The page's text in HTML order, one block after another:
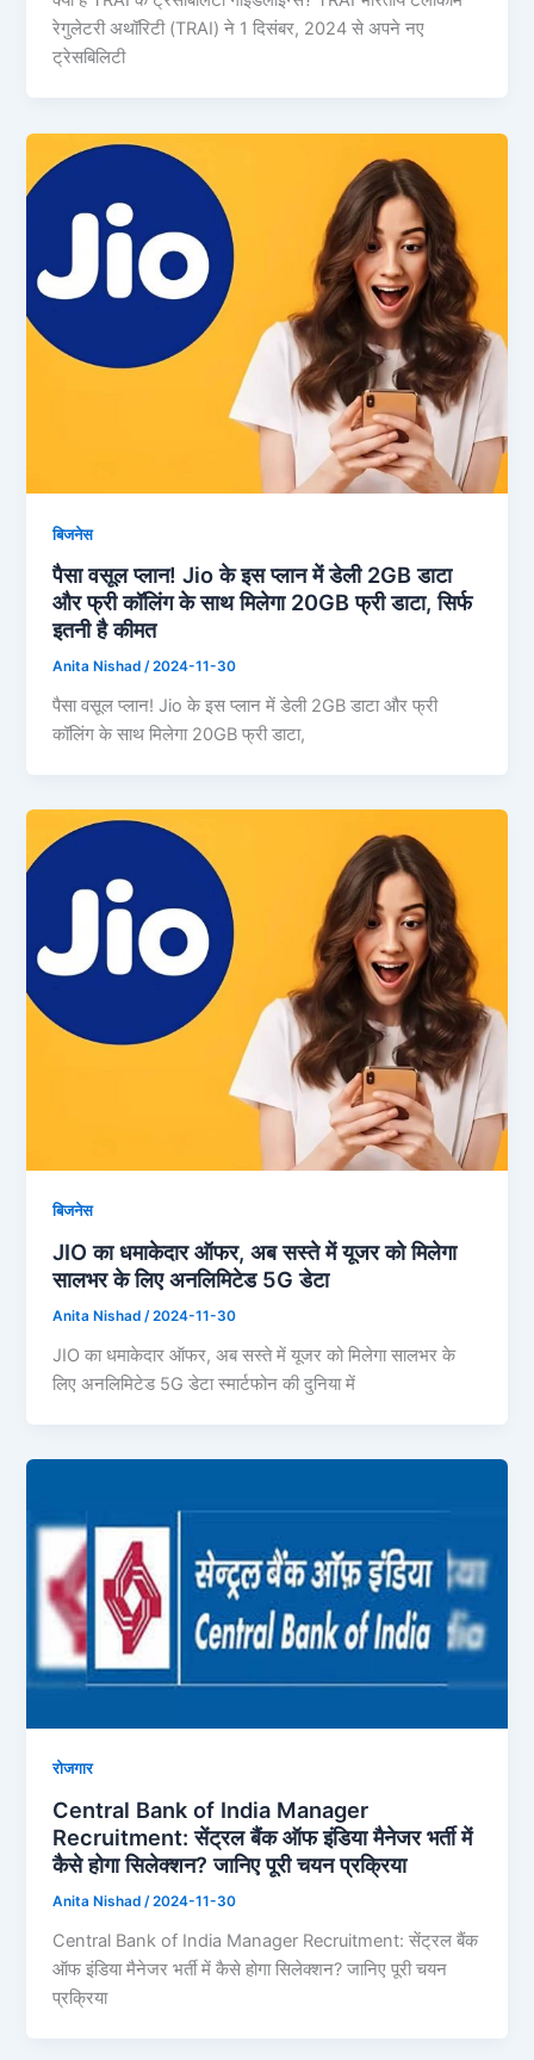
रेगुलेटरी अथॉरिटी (TRAI) ने 1 दिसंबर, 2024 से अपने नए
ट्रेसबिलिटी
बिजनेस
पैसा वसूल प्लान! Jio के इस प्लान में डेली 2GB डाटा
और फ्री कॉलिंग के साथ मिलेगा 20GB फ्री डाटा, सिर्फ
इतनी है कीमत
Anita Nishad/2024-11-30
पैसा वसूल प्लान! Jio के इस प्लान में डेली 2GB डाटा और फ्री
कॉलिंग के साथ मिलेगा 20GB फ्री डाटा,
बिजनेस
JIO का धमाकेदार ऑफर, अब सस्ते में यूजर को मिलेगा
सालभर के लिए अनलिमिटेड 5G डेटा
Anita Nishad/2024-11-30
JIO का धमाकेदार ऑफर, अब सस्ते में यूजर को मिलेगा सालभर के
लिए अनलिमिटेड 5G डेटा स्मार्टफोन की दुनिया में
रोजगार
Central Bank of India Manager
Recruitment: सेंट्रल बैंक ऑफ इंडिया मैनेजर भर्ती में
कैसे होगा सिलेक्शन? जानिए पूरी चयन प्रक्रिया
Anita Nishad/2024-11-30
Central Bank of India Manager Recruitment: सेंट्रल बैंक
ऑफ इंडिया मैनेजर भर्ती में कैसे होगा सिलेक्शन? जानिए पूरी चयन
प्रक्रिया